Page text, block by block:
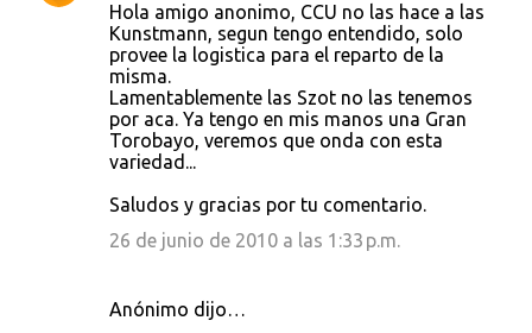
Hola amigo anonimo, CCU no las hace a las
Kunstmann, segun tengo entendido, solo
provee la logistica para el reparto de la
misma.
Lamentablemente las Szot no las tenemos
por aca. Ya tengo en mis manos una Gran
Torobayo, veremos que onda con esta
variedad...
Saludos y gracias por tu comentario.
26 de junio de 2010 a las 1:33 p.m.
Anónimo dijo…